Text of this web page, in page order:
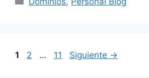
Página
1 Página
2 … Página
11 Siguiente →